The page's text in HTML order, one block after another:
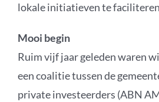
lokale initiatieven te
Mooi begin
Ruim vijf jaar geleden waren
een coalitie tussen de
private investeerders (ABN